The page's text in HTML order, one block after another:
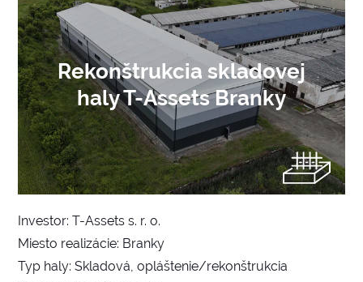
Rekonštrukcia skladovej
haly T-Assets Branky
Investor: T-Assets s. r. o.
Miesto realizácie: Branky
Typ haly: Skladová, opláštenie/rekonštrukcia